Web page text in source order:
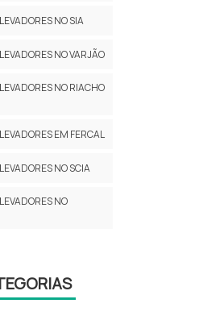
NO SIA
NO VARJÃO
NO RIACHO
EM FERCAL
NO SCIA
NO